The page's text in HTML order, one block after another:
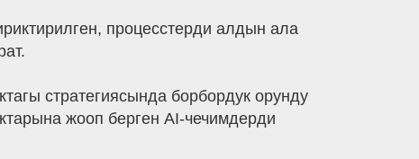
процесстерди алдын ала
стратегиясында борбордук орунду
жооп берген AI-чечимдерди